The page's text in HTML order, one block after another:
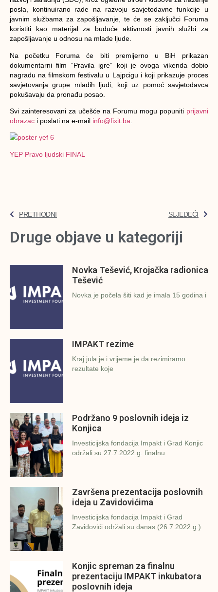
posla, kontinuirano rade na razvoju savjetodavne funkcije u
javnim službama za zapošljavanje, te će se zaključci Foruma
koristiti kao materijal za buduće aktivnosti javnih službi za
zapošljavanje u odnosu na mlade ljude.
Na početku Foruma će biti premijerno u BiH prikazan
dokumentarni film “Pravila igre” koji je ovoga vikenda dobio
nagradu na filmskom festivalu u Lajpcigu i koji prikazuje proces
savjetovanja grupe mladih ljudi, koji uz pomoć savjetodavca
pokušavaju da pronađu posao.
Svi zainteresovani za učešće na Forumu mogu popuniti prijavni
obrazac i poslati na e-mail info@fixit.ba
YEP Pravo ljudski FINAL
PRETHODNI SLJEDEĆI
Druge objave u kategoriji
Novka Tešević, Krojačka radionica
Tešević
Novka je počela šiti kad je imala 15 godina i
IMPAKT rezime
Kraj jula je i vrijeme je da rezimiramo
rezultate koje
Podržano 9 poslovnih ideja iz
Konjica
Investicijska fondacija Impakt i Grad Konjic
održali su 27.7.2022.g. finalnu
Završena prezentacija poslovnih
ideja u Zavidovićima
Investicijska fondacija Impakt i Grad
Zavidovići održali su danas (26.7.2022.g.)
Konjic spreman za finalnu
prezentaciju IMPAKT inkubatora
poslovnih ideja